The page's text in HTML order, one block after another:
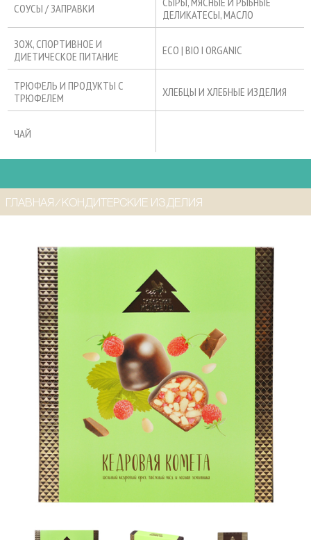
СОУСЫ / ЗАПРАВКИ
ДЕЛИКАТЕСЫ, МАСЛО
ЗОЖ, СПОРТИВНОЕ И
ДИЕТИЧЕСКОЕ ПИТАНИЕ
ECO | BIO I ORGANIC
ТРЮФЕЛЬ И ПРОДУКТЫ С
ТРЮФЕЛЕМ
ХЛЕБЦЫ И ХЛЕБНЫЕ ИЗДЕЛИЯ
ЧАЙ
ГЛАВНАЯ ⁄ КОНДИТЕРСКИЕ ИЗДЕЛИЯ